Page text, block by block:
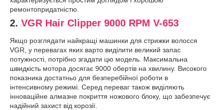
ремонтопридатністю.
2. VGR Hair Clipper 9000 RPM V-653
Якщо розглядати найкращі машинки для стрижки волосся
VGR, у перевагах яких варто виділити великий запас
потужності, потрібно згадати цю модель. Максимальна
швидкість мотора досягає 9000 обертів на хвилину. Високого
показника достатньо для безперебійної роботи в
інтенсивному режимі. Серед переваг також виділяють
інноваційне алмазне покриття ножового блоку, що забезпечує
надійний захист від корозії.